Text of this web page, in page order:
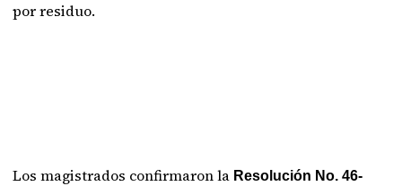
por residuo.
Los magistrados confirmaron la Resolución No. 46-